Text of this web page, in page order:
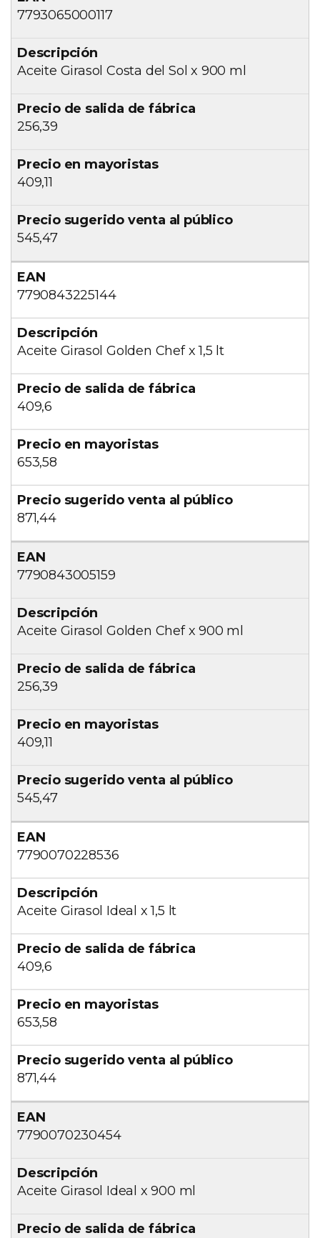
7793065000117
Aceite Girasol Costa del Sol x 900 ml
256,39
409,11
545,47
7790843225144
Aceite Girasol Golden Chef x 1,5 lt
409,6
653,58
871,44
7790843005159
Aceite Girasol Golden Chef x 900 ml
256,39
409,11
545,47
7790070228536
Aceite Girasol Ideal x 1,5 lt
409,6
653,58
871,44
7790070230454
Aceite Girasol Ideal x 900 ml